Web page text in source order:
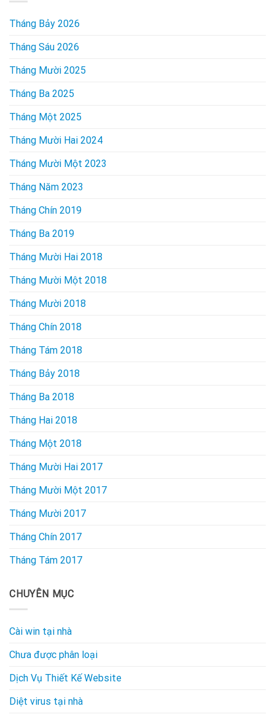
Tháng Bảy 2026
Tháng Sáu 2026
Tháng Mười 2025
Tháng Ba 2025
Tháng Một 2025
Tháng Mười Hai 2024
Tháng Mười Một 2023
Tháng Năm 2023
Tháng Chín 2019
Tháng Ba 2019
Tháng Mười Hai 2018
Tháng Mười Một 2018
Tháng Mười 2018
Tháng Chín 2018
Tháng Tám 2018
Tháng Bảy 2018
Tháng Ba 2018
Tháng Hai 2018
Tháng Một 2018
Tháng Mười Hai 2017
Tháng Mười Một 2017
Tháng Mười 2017
Tháng Chín 2017
Tháng Tám 2017
CHUYÊN MỤC
Cài win tại nhà
Chưa được phân loại
Dịch Vụ Thiết Kế Website
Diệt virus tại nhà